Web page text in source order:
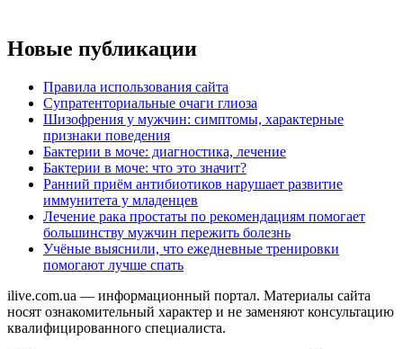
Новые публикации
Правила использования сайта
Супратенториальные очаги глиоза
Шизофрения у мужчин: симптомы, характерные
признаки поведения
Бактерии в моче: диагностика, лечение
Бактерии в моче: что это значит?
Ранний приём антибиотиков нарушает развитие
иммунитета у младенцев
Лечение рака простаты по рекомендациям помогает
большинству мужчин пережить болезнь
Учёные выяснили, что ежедневные тренировки
помогают лучше спать
ilive.com.ua — информационный портал. Материалы сайта
носят ознакомительный характер и не заменяют консультацию
квалифицированного специалиста.